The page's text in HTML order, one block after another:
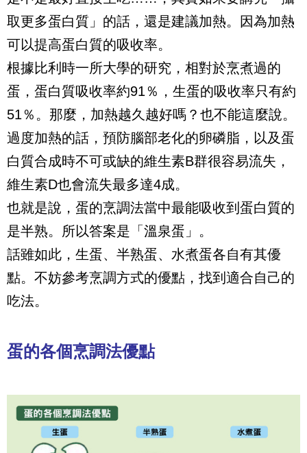
取更多蛋白質」的話，還是建議加熱。因為加熱
可以提高蛋白質的吸收率。
根據比利時一所大學的研究，相對於烹煮過的
蛋，蛋白質吸收率約91％，生蛋的吸收率只有約
51％。那麼，加熱越久越好嗎？也不能這麼說。
過度加熱的話，預防腦部老化的卵磷脂，以及蛋
白質合成時不可或缺的維生素B群很容易流失，
維生素D也會流失最多達4成。
也就是說，蛋的烹調法當中最能吸收到蛋白質的
是半熟。所以答案是「溫泉蛋」。
話雖如此，生蛋、半熟蛋、水煮蛋各自有其優
點。不妨參考烹調方式的優點，找到適合自己的
吃法。
蛋的各個烹調法優點